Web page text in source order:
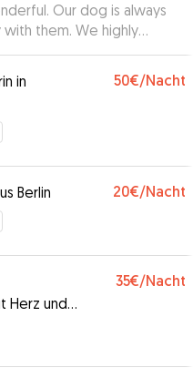
Our dog is always
them. We highly
in
50€/Nacht
Berlin 20€/Nacht
Herz und
35€/Nacht